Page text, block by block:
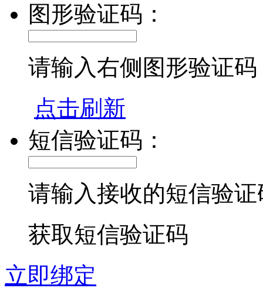
图形验证码：
请输入右侧图形验证码
点击刷新
短信验证码：
请输入接收的短信验证
获取短信验证码
立即绑定